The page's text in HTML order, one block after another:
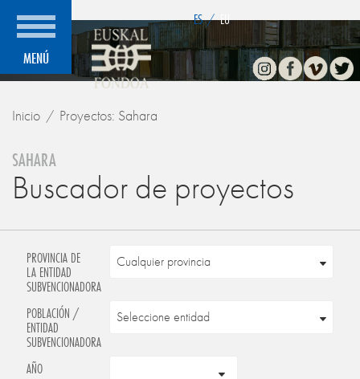
MENÚ
ES / EU
InstagramFacebook
Vimeo
Inicio Proyectos: Sahara
SAHARA
Buscador de proyectos
PROVINCIA DE
LA ENTIDAD
SUBVENCIONADORA
POBLACIÓN /
ENTIDAD
SUBVENCIONADORA
AÑO